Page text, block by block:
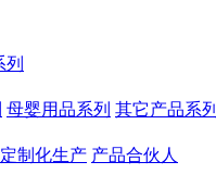
母婴用品系列 其它产品系列
制化生产 产品合伙人